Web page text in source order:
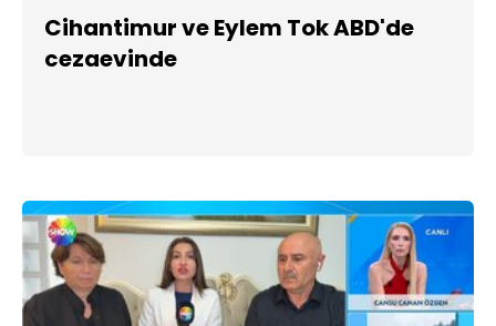
Cihantimur ve Eylem Tok ABD'de
cezaevinde